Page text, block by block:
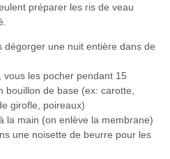
préparer les ris de veau
dégorger une nuit entière dans de
vous les pocher pendant 15
bouillon de base (ex: carotte,
girofle, poireaux)
la main (on enlève la membrane)
une noisette de beurre pour les